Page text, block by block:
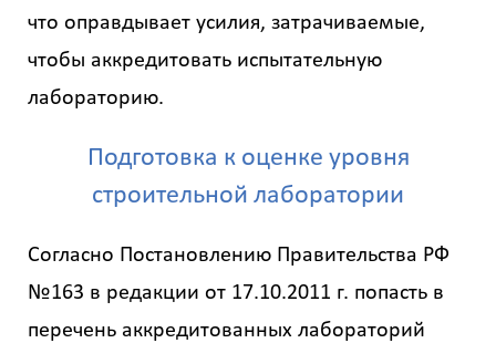
что оправдывает усилия, затрачиваемые,
чтобы аккредитовать испытательную
лабораторию.
Подготовка к оценке уровня
строительной лаборатории
Согласно Постановлению Правительства РФ
№163 в редакции от 17.10.2011 г. попасть в
перечень аккредитованных лабораторий